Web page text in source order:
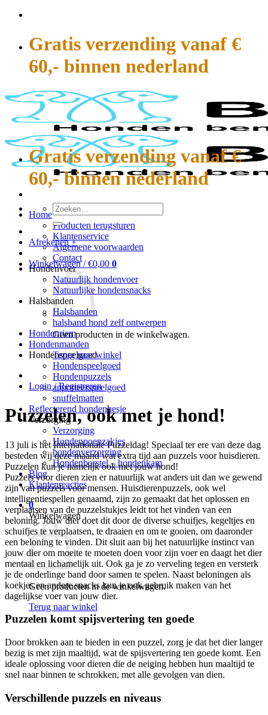
Gratis verzending vanaf €
60,- binnen nederland
Home
Producten terugsturen
Klantenservice
Algemene voorwaarden
Contact
Hondenvoer
Natuurlijk hondenvoer
Natuurlijke hondensnacks
Halsbanden
Halsbanden
halsband hond zelf ontwerpen
Hondenriem
Hondenmanden
Hondenspeelgoed
Hondenspeelgoed
Hondenpuzzels
apporteerspeelgoed
snuffelmatten
Reflecterend hondenhesje
Verzorging
Verzorging
Hondenpoepzakjes
hondenverzorging
Hondenborstel – hondenkam
Blog
Klantenreacties
0
Winkelwagen
Geen producten in de winkelwagen.
Terug naar winkel
Gratis verzending vanaf €
60,- binnen nederland
Zoeken
naar:
Afrekenen +
Winkelwagen /€0,00 0
Geen producten in de winkelwagen.
Terug naar winkel
Login / Registreren
Puzzelen, ook met je hond!
13 juli is het Internationale Puzzeldag! Speciaal ter ere van deze dag
besteden wij deze maand wat extra tijd aan puzzels voor huisdieren.
Puzzelen kun je namelijk ook met jouw hond!
Puzzels voor dieren zien er natuurlijk wat anders uit dan we gewend
zijn van puzzels voor mensen. Huisdierenpuzzels, ook wel
intelligentiespellen genaamd, zijn zo gemaakt dat het oplossen en
verplaatsen van de puzzelstukjes leidt tot het vinden van een
beloning. Jouw dier doet dit door de diverse schuifjes, kegeltjes en
schuifjes te verplaatsen, te draaien en om te gooien, om daaronder
een beloning te vinden. Dit sluit aan bij het natuurlijke instinct van
jouw dier om moeite te moeten doen voor zijn voer en daagt het dier
mentaal en lichamelijk uit. Ook ga je zo verveling tegen en versterk
je de onderlinge band door samen te spelen. Naast beloningen als
koekjes en andere snacks kun je ook gebruik maken van het
dagelijkse voer van jouw dier.
Puzzelen komt spijsvertering ten goede
Door brokken aan te bieden in een puzzel, zorg je dat het dier langer
bezig is met zijn maaltijd, wat de spijsvertering ten goede komt. Een
ideale oplossing voor dieren die de neiging hebben hun maaltijd te
snel naar binnen te schrokken, met alle gevolgen van dien.
Verschillende puzzels en niveaus